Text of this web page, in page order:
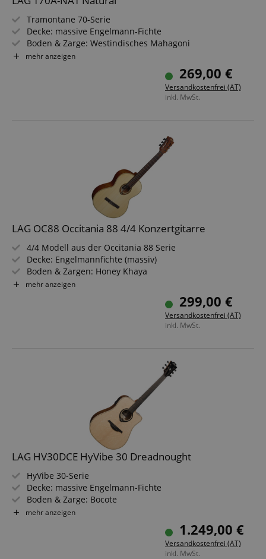
Tramontane 70-Serie
Decke: massive Engelmann-Fichte
Boden & Zarge: Westindisches Mahagoni
Griffbrett/Hals: Brown BrankoWood / Okoume
mehr anzeigen
269,00 €
Versandkostenfrei (AT)
inkl. MwSt.
LAG OC88 Occitania 88 4/4 Konzertgitarre
4/4 Modell aus der Occitania 88 Serie
Decke: Engelmannfichte (massiv)
Boden & Zargen: Honey Khaya
Hals: Khaya, Griffbrett: Brownwood
mehr anzeigen
299,00 €
Versandkostenfrei (AT)
inkl. MwSt.
LAG HV30DCE HyVibe 30 Dreadnought
HyVibe 30-Serie
Decke: massive Engelmann-Fichte
Boden & Zarge: Bocote
Griffbrett/Hals: Brown Brankowood / Khaya
mehr anzeigen
1.249,00 €
Versandkostenfrei (AT)
inkl. MwSt.